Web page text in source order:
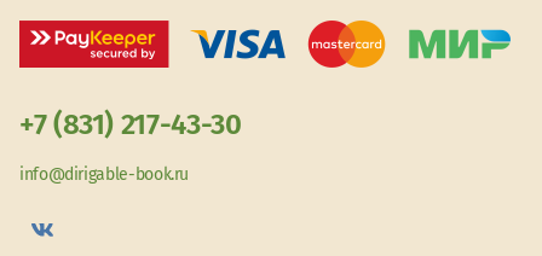
+7 (831) 217-43-30
info@dirigable-book.ru